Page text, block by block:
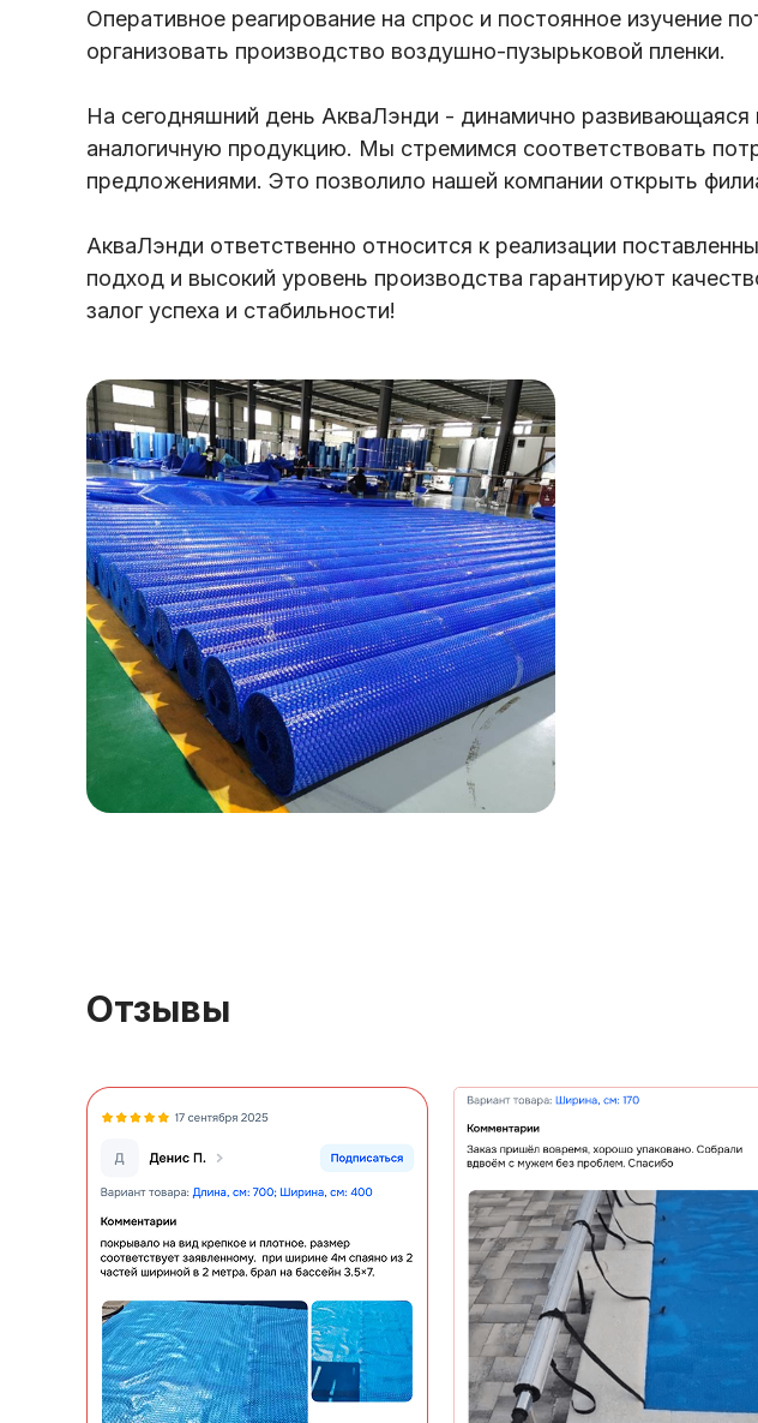
Оперативное реагирование на спрос и постоянное изучение
организовать производство воздушно-пузырьковой пленки.
На сегодняшний день АкваЛэнди - динамично
аналогичную продукцию. Мы стремимся соответствовать
предложениями. Это позволило нашей компании открыть
АкваЛэнди ответственно относится к реализации
подход и высокий уровень производства гарантируют
залог успеха и стабильности!
Отзывы